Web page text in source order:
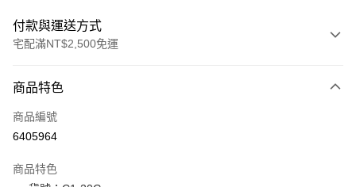
付款與運送方式
宅配滿NT$2,500免運
信用卡一次付款
Apple Pay
商品特色
商品編號
6405964
商品特色